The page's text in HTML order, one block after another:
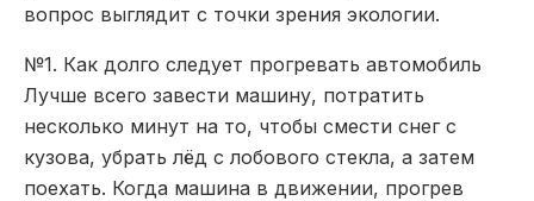
вопрос выглядит с точки зрения экологии.
№1. Как долго следует прогревать автомобиль
Лучше всего завести машину, потратить
несколько минут на то, чтобы смести снег с
кузова, убрать лёд с лобового стекла, а затем
поехать. Когда машина в движении, прогрев